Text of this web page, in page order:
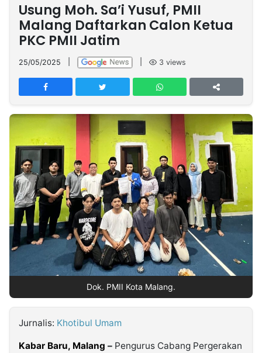
Nasional
International
Olahraga
Entertainment
Daerah
Pariwisata
Kuliner
Kolom
Network
PT
TREETAN
INDONESIA
Partner
Insight
NTB
Suara
Time
Lens
IDN
Daily
Jogja
Jalan
Rakyat
Idealita
News
Kita
Notice
Dinamikapost.com
Radar
Baru
Seedbacklink
Follow
Kabarbaru
Usung Moh. Sa’i Yusuf, PMII
Malang Daftarkan Calon Ketua
PKC PMII Jatim
25/05/2025 3 views
Dok. PMII Kota Malang.
Jurnalis: Khotibul Umam
Kabar Baru, Malang – Pengurus Cabang Pergerakan